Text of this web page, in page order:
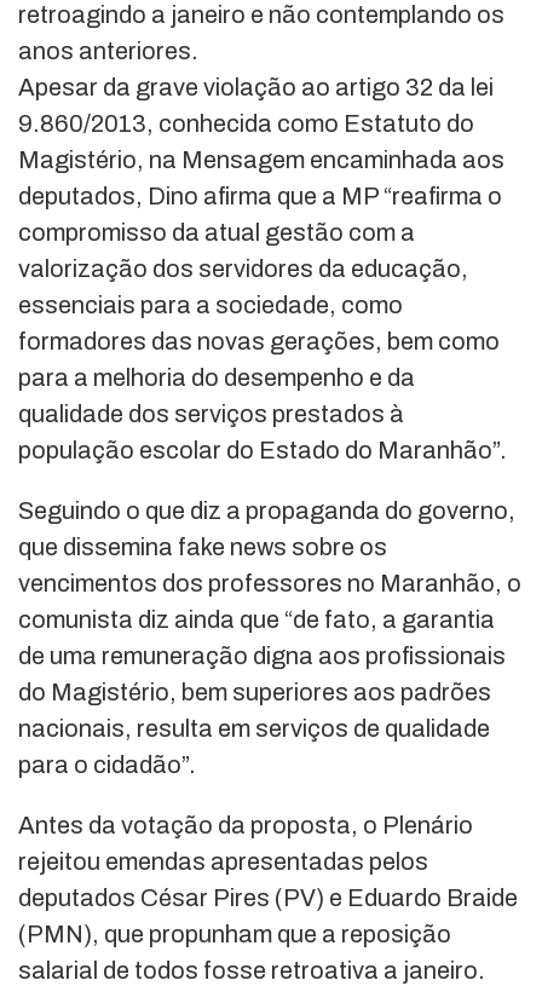
retroagindo a janeiro e não contemplando os
anos anteriores.
Apesar da grave violação ao artigo 32 da lei
9.860/2013, conhecida como Estatuto do
Magistério, na Mensagem encaminhada aos
deputados, Dino afirma que a MP “reafirma o
compromisso da atual gestão com a
valorização dos servidores da educação,
essenciais para a sociedade, como
formadores das novas gerações, bem como
para a melhoria do desempenho e da
qualidade dos serviços prestados à
população escolar do Estado do Maranhão”.
Seguindo o que diz a propaganda do governo,
que dissemina fake news sobre os
vencimentos dos professores no Maranhão, o
comunista diz ainda que “de fato, a garantia
de uma remuneração digna aos profissionais
do Magistério, bem superiores aos padrões
nacionais, resulta em serviços de qualidade
para o cidadão”.
Antes da votação da proposta, o Plenário
rejeitou emendas apresentadas pelos
deputados César Pires (PV) e Eduardo Braide
(PMN), que propunham que a reposição
salarial de todos fosse retroativa a janeiro.